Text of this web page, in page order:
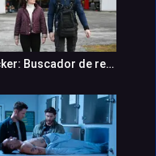
Tracker: Buscador de recompensas 1x10